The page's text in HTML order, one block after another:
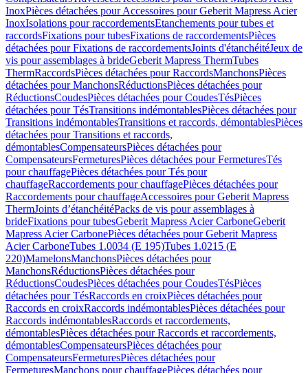
InoxPièces détachées pour Accessoires pour Geberit Mapress Acier
InoxIsolations pour raccordementsEtanchements pour tubes et
raccordsFixations pour tubesFixations de raccordementsPièces
détachées pour Fixations de raccordementsJoints d'étanchéitéJeux de
vis pour assemblages à brideGeberit Mapress ThermTubes
ThermRaccordsPièces détachées pour RaccordsManchonsPièces
détachées pour ManchonsRéductionsPièces détachées pour
RéductionsCoudesPièces détachées pour CoudesTésPièces
détachées pour TésTransitions indémontablesPièces détachées pour
Transitions indémontablesTransitions et raccords, démontablesPièces
détachées pour Transitions et raccords,
démontablesCompensateursPièces détachées pour
CompensateursFermeturesPièces détachées pour FermeturesTés
pour chauffagePièces détachées pour Tés pour
chauffageRaccordements pour chauffagePièces détachées pour
Raccordements pour chauffageAccessoires pour Geberit Mapress
ThermJoints d’étanchéitéPacks de vis pour assemblages à
brideFixations pour tubesGeberit Mapress Acier CarboneGeberit
Mapress Acier CarbonePièces détachées pour Geberit Mapress
Acier CarboneTubes 1.0034 (E 195)Tubes 1.0215 (E
220)MamelonsManchonsPièces détachées pour
ManchonsRéductionsPièces détachées pour
RéductionsCoudesPièces détachées pour CoudesTésPièces
détachées pour TésRaccords en croixPièces détachées pour
Raccords en croixRaccords indémontablesPièces détachées pour
Raccords indémontablesRaccords et raccordements,
démontablesPièces détachées pour Raccords et raccordements,
démontablesCompensateursPièces détachées pour
CompensateursFermeturesPièces détachées pour
FermeturesManchons pour chauffagePièces détachées pour